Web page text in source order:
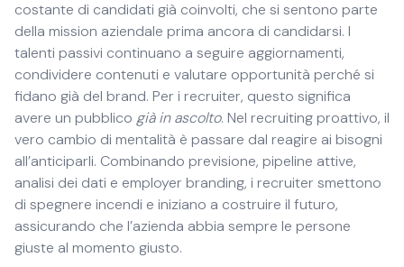
costante di candidati già coinvolti, che si sentono parte
della mission aziendale prima ancora di candidarsi. I
talenti passivi continuano a seguire aggiornamenti,
condividere contenuti e valutare opportunità perché si
fidano già del brand. Per i recruiter, questo significa
avere un pubblico già in ascolto. Nel recruiting proattivo, il
vero cambio di mentalità è passare dal reagire ai bisogni
all’anticiparli. Combinando previsione, pipeline attive,
analisi dei dati e employer branding, i recruiter smettono
di spegnere incendi e iniziano a costruire il futuro,
assicurando che l’azienda abbia sempre le persone
giuste al momento giusto.